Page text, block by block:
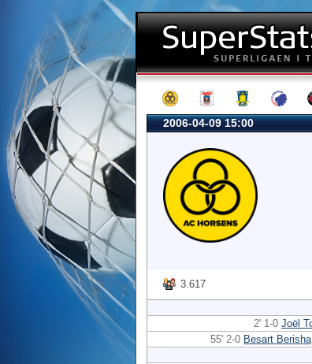
2006-04-09 15:00
3.617
2' 1-0 Joël
55' 2-0 Besart Berisha